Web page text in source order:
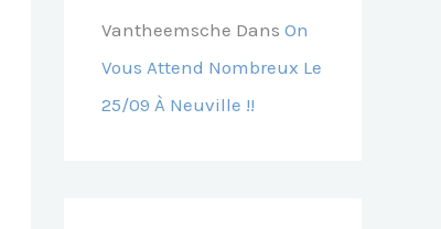
Vantheemsche Dans On
Vous Attend Nombreux Le
25/09 À Neuville !!